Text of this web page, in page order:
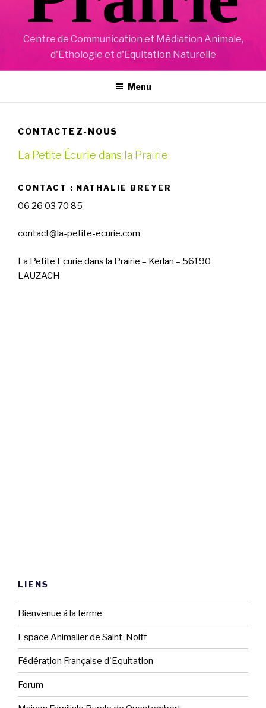
Centre de Communication et Médiation Animale,
d'Ethologie et d'Equitation Naturelle
Menu
CONTACTEZ-NOUS
La Petite Écurie dans la Prairie
CONTACT : NATHALIE BREYER
06 26 03 70 85
contact@la-petite-ecurie.com
La Petite Ecurie dans la Prairie – Kerlan – 56190
LAUZACH
LIENS
Bienvenue à la ferme
Espace Animalier de Saint-Nolff
Fédération Française d'Equitation
Forum